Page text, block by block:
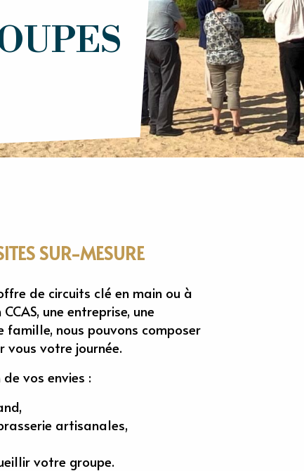
SUR-MESURE
de circuits clé en main ou à
une entreprise, une
famille, nous pouvons composer
vous votre journée.
vos envies :
artisanales,
votre groupe.